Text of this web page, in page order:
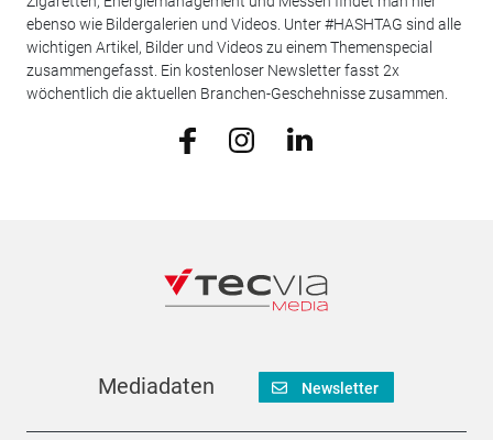
ebenso wie Bildergalerien und Videos. Unter #HASHTAG sind alle
wichtigen Artikel, Bilder und Videos zu einem Themenspecial
zusammengefasst. Ein kostenloser Newsletter fasst 2x
wöchentlich die aktuellen Branchen-Geschehnisse zusammen.
Mediadaten Newsletter